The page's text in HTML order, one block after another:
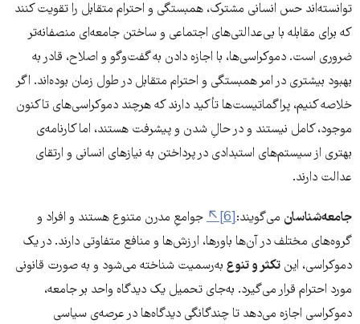
توانسته‌اند حس انسانی مشترک، همبستگی و احترام متقابل را تقویت ‌کنند
که برای مقابله با بی‌عدالتی‌های اجتماعی و ساختن جامعه‌ای منصفانه‌تر
ضروری است. دموکراسی‌ها، با اجازه دادن به گفت‌وگو و اصلاح، قادر به
بهبود بیشتری در امر همبستگی و احترام متقابل در طول زمان بوده‌اند. اگر
خلاصه کنیم، پراگماتیست‌ها تأکید دارند که هرچند دموکراسی‌های تاکنون
موجود، کامل نیستند و در حالِ شدن و پیشرفت هستند، اما کارنامه‌ی
بهتری از سیستم‌های استبدادی در پرداختن به نیازهای انسانی و ارتقای
عدالت دارند.
جامعه‌شناسان می‌گویند:[6]
جوامعِ مدرن متنوع هستند و افراد و
گروه‌های مختلف در آن‌ها باورها، ارزش‌ها و منافع متفاوتی دارند. در یک
دموکراسی، این تکثر و تنوع به‌رسمیت شناخته می‌شود و به صورت قانونی
مورد احترام قرار می‌گیرد. به‌جای تحمیل یک دیدگاه واحد بر جامعه،
دموکراسی اجازه می‌دهد تا چندگانگی دیدگاه‌ها در عرصه‌ی سیاسی